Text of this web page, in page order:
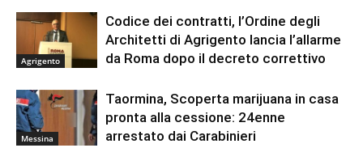
Agrigento
Codice dei contratti, l’Ordine degli
Architetti di Agrigento lancia l’allarme
da Roma dopo il decreto correttivo
Messina
Taormina, Scoperta marijuana in casa
pronta alla cessione: 24enne
arrestato dai Carabinieri